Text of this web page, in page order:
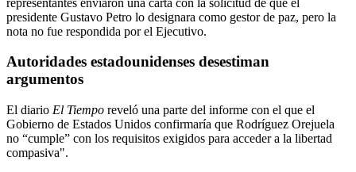
presidente Gustavo Petro lo designara como gestor de paz, pero la
nota no fue respondida por el Ejecutivo.
Autoridades estadounidenses desestiman
argumentos
El diario El Tiempo reveló una parte del informe con el que el
Gobierno de Estados Unidos confirmaría que Rodríguez Orejuela
no “cumple” con los requisitos exigidos para acceder a la libertad
compasiva".